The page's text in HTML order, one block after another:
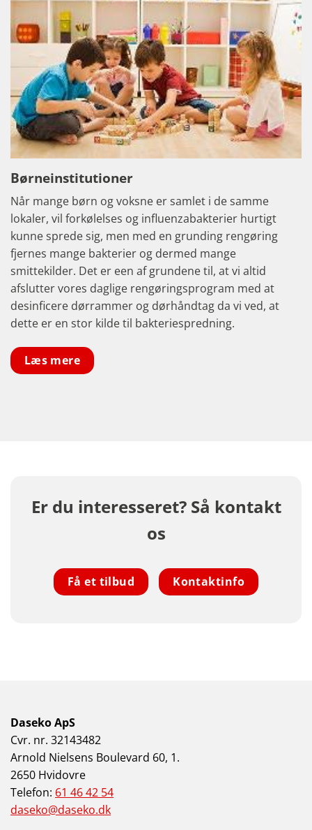
Børneinstitutioner
Når mange børn og voksne er samlet i de samme
lokaler, vil forkølelses og influenzabakterier hurtigt
kunne sprede sig, men med en grunding rengøring
fjernes mange bakterier og dermed mange
smittekilder. Det er een af grundene til, at vi altid
afslutter vores daglige rengøringsprogram med at
desinficere dørrammer og dørhåndtag da vi ved, at
dette er en stor kilde til bakteriespredning.
Læs mere
Er du interesseret? Så kontakt
os
Få et tilbud Kontaktinfo
Daseko ApS
Cvr. nr. 32143482
Arnold Nielsens Boulevard 60, 1.
2650 Hvidovre
Telefon: 61 46 42 54
daseko@daseko.dk